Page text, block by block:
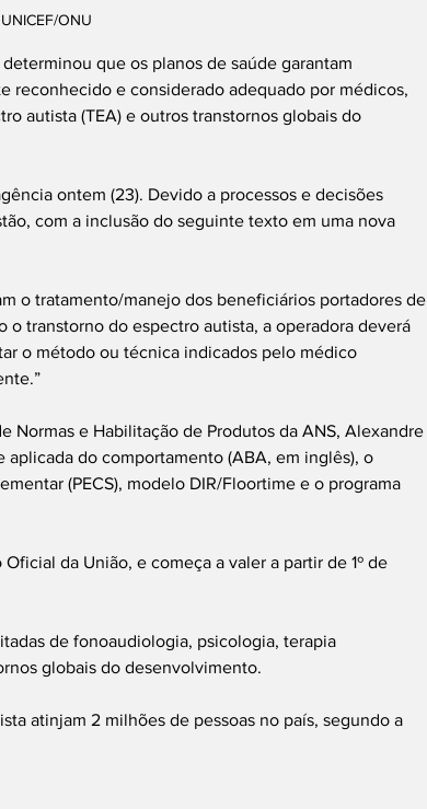
ONU
que os planos de saúde garantam
reconhecido e considerado adequado por médicos,
autista (TEA) e outros transtornos globais do
ontem (23). Devido a processos e decisões
com a inclusão do seguinte texto em uma nova
o tratamento/manejo dos beneficiários portadores de
transtorno do espectro autista, a operadora deverá
o método ou técnica indicados pelo médico
Normas e Habilitação de Produtos da ANS, Alexandre
aplicada do comportamento (ABA, em inglês), o
(PECS), modelo DIR/Floortime e o programa
da União, e começa a valer a partir de 1º de
de fonoaudiologia, psicologia, terapia
globais do desenvolvimento.
atinjam 2 milhões de pessoas no país, segundo a